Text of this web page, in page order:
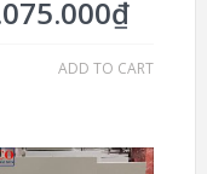
₫
ADD TO CART